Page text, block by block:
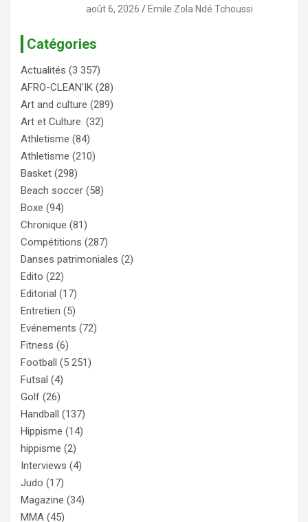
août 6, 2026 Emile Zola Ndé Tchoussi
Catégories
Actualités (3 357)
AFRO-CLEAN’IK (28)
Art and culture (289)
Art et Culture. (32)
Athletisme (84)
Athletisme (210)
Basket (298)
Beach soccer (58)
Boxe (94)
Chronique (81)
Compétitions (287)
Danses patrimoniales (2)
Edito (22)
Editorial (17)
Entretien (5)
Evénements (72)
Fitness (6)
Football (5 251)
Futsal (4)
Golf (26)
Handball (137)
Hippisme (14)
hippisme (2)
Interviews (4)
Judo (17)
Magazine (34)
MMA (45)